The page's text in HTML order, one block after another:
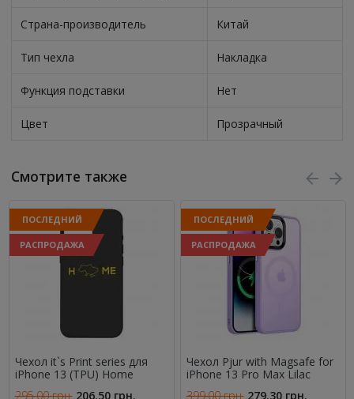
Страна-производитель Китай
Тип чехла Накладка
Функция подставки Нет
Цвет Прозрачный
Смотрите также
ПОСЛЕДНИЙ
РАСПРОДАЖА
Чехол it`s Print series для
iPhone 13 (TPU) Home
295.00 грн. 206.50 грн.
ПОСЛЕДНИЙ
РАСПРОДАЖА
Чехол Pjur with Magsafe for
iPhone 13 Pro Max Lilac
399.00 грн. 279.30 грн.